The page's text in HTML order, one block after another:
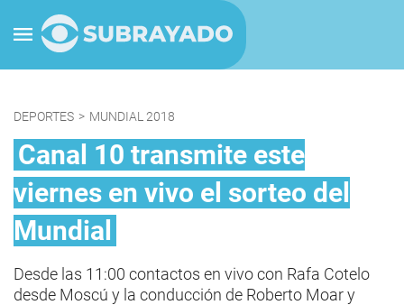
DEPORTES > MUNDIAL 2018
Canal 10 transmite este
viernes en vivo el sorteo del
Mundial
Desde las 11:00 contactos en vivo con Rafa Cotelo
desde Moscú y la conducción de Roberto Moar y